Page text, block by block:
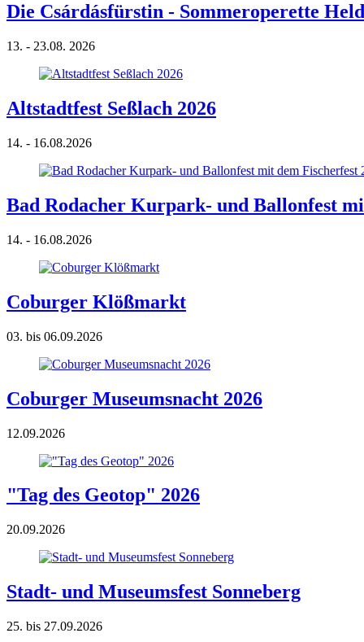
Die Csárdásfürstin - Sommeroperette
13. - 23.08. 2026
Altstadtfest Seßlach 2026
14. - 16.08.2026
Bad Rodacher Kurpark- und Ballonfest
14. - 16.08.2026
Coburger Klößmarkt
03. bis 06.09.2026
Coburger Museumsnacht 2026
12.09.2026
"Tag des Geotop" 2026
20.09.2026
Stadt- und Museumsfest Sonneberg
25. bis 27.09.2026